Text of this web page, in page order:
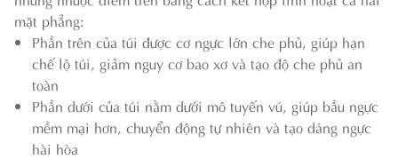
mặt phẳng:
Phần trên của túi được cơ ngực lớn che phủ, giúp hạn
chế lộ túi, giảm nguy cơ bao xơ và tạo độ che phủ an
toàn
Phần dưới của túi nằm dưới mô tuyến vú, giúp bầu ngực
mềm mại hơn, chuyển động tự nhiên và tạo dáng ngực
hài hòa